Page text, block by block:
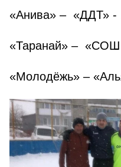
«Анива» – «ДДТ» -
«Таранай» –
«Молодёжь» –